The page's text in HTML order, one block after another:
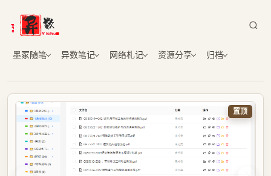
墨冢随笔 异数笔记 网络札记 资源分享 归档
置顶